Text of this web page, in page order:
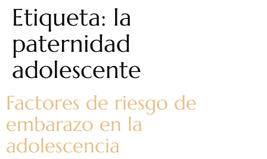
Etiqueta: la
paternidad
adolescente
Factores de riesgo de
embarazo en la
adolescencia